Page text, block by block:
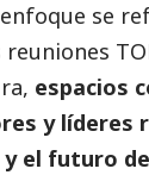
se
espacios
y líderes
el futuro